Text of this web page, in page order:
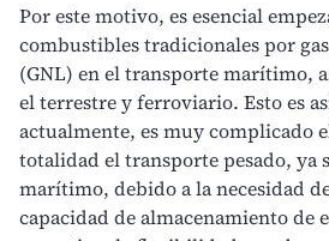
Por este motivo, es esencial
combustibles tradicionales por
(GNL) en el transporte marítimo,
el terrestre y ferroviario. Esto es
actualmente, es muy complicado
totalidad el transporte pesado, ya
marítimo, debido a la necesidad
capacidad de almacenamiento de